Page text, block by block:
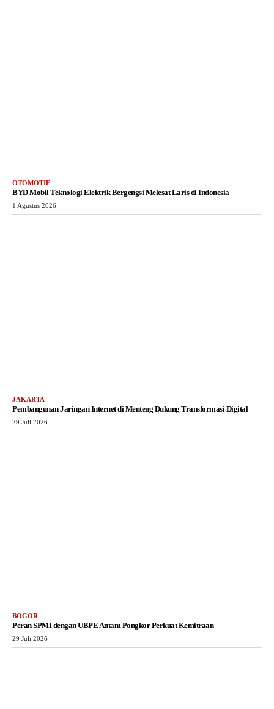
OTOMOTIF
BYD Mobil Teknologi Elektrik Bergengsi Melesat Laris di Indonesia
1 Agustus 2026
JAKARTA
Pembangunan Jaringan Internet di Menteng Dukung Transformasi Digital
29 Juli 2026
BOGOR
Peran SPMI dengan UBPE Antam Pongkor Perkuat Kemitraan
29 Juli 2026